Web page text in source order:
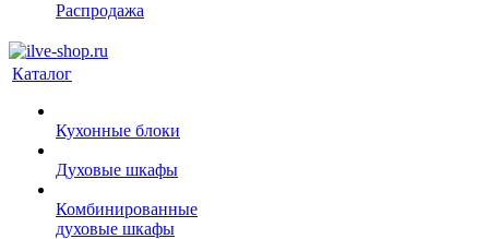
Распродажа
Каталог
Кухонные блоки
Духовые шкафы
Комбинированные
духовые шкафы